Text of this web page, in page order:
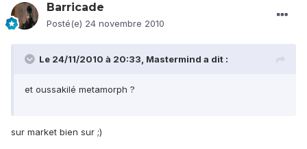
Barricade
Posté(e) 24 novembre 2010
Le 24/11/2010 à 20:33, Mastermind a dit :
et oussakilé metamorph ?
sur market bien sur ;)